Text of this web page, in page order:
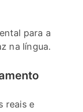
para a
na língua.
reais e